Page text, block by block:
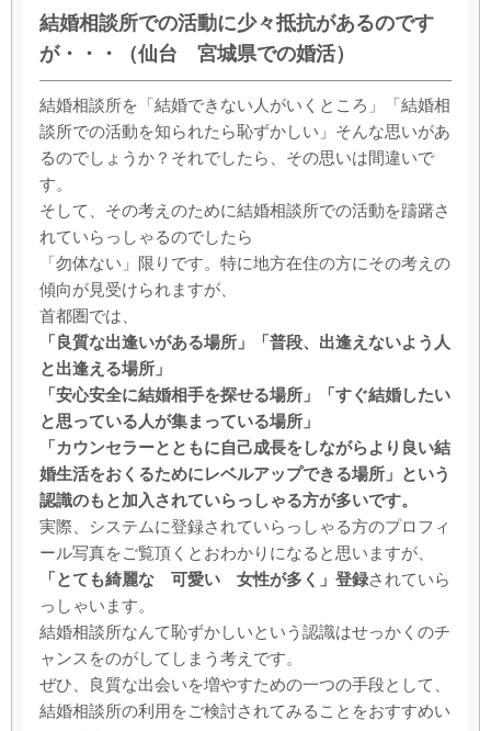
結婚相談所での活動に少々抵抗があるのです
が・・・（仙台 宮城県での婚活）
結婚相談所を「結婚できない人がいくところ」「結婚相
談所での活動を知られたら恥ずかしい」そんな思いがあ
るのでしょうか？それでしたら、その思いは間違いで
す。
そして、その考えのために結婚相談所での活動を躊躇さ
れていらっしゃるのでしたら
「勿体ない」限りです。特に地方在住の方にその考えの
傾向が見受けられますが、
首都圏では、
「良質な出逢いがある場所」「普段、出逢えないよう人
と出逢える場所」
「安心安全に結婚相手を探せる場所」「すぐ結婚したい
と思っている人が集まっている場所」
「カウンセラーとともに自己成長をしながらより良い結
婚生活をおくるためにレベルアップできる場所」という
認識のもと加入されていらっしゃる方が多いです。
実際、システムに登録されていらっしゃる方のプロフィ
ール写真をご覧頂くとおわかりになると思いますが、
「とても綺麗な 可愛い 女性が多く」登録されていら
っしゃいます。
結婚相談所なんて恥ずかしいという認識はせっかくのチ
ャンスをのがしてしまう考えです。
ぜひ、良質な出会いを増やすための一つの手段として、
結婚相談所の利用をご検討されてみることをおすすめい